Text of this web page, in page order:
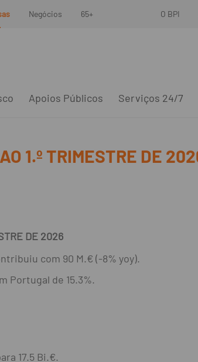
Negócios 65+ O BPI
Apoios Públicos Serviços 24/7
1.º TRIMESTRE DE
DE 2026
com 90 M.€ (-8% yoy).
Portugal de 15.3%.
17.5 Bi.€.